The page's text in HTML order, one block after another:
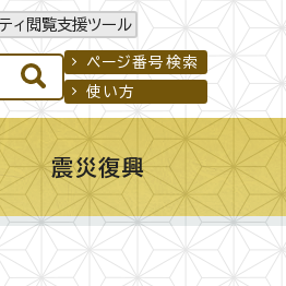
ィ閲覧支援ツール
ページ番号検索
使い方
震災復興